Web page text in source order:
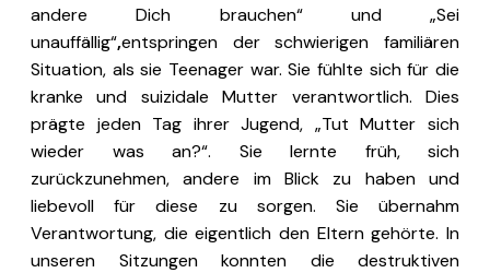
andere Dich brauchen“ und „Sei
unauffällig“,entspringen der schwierigen familiären
Situation, als sie Teenager war. Sie fühlte sich für die
kranke und suizidale Mutter verantwortlich. Dies
prägte jeden Tag ihrer Jugend, „Tut Mutter sich
wieder was an?“. Sie lernte früh, sich
zurückzunehmen, andere im Blick zu haben und
liebevoll für diese zu sorgen. Sie übernahm
Verantwortung, die eigentlich den Eltern gehörte. In
unseren Sitzungen konnten die destruktiven